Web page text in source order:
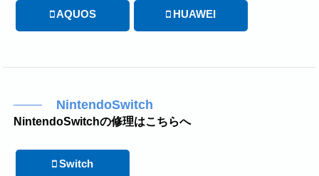
AQUOS HUAWEI
NintendoSwitch
NintendoSwitchの修理はこちらへ
Switch